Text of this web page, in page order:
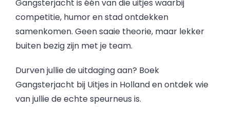
Gangsterjacht is één van die uitjes waarbij
competitie, humor en stad ontdekken
samenkomen. Geen saaie theorie, maar lekker
buiten bezig zijn met je team.
Durven jullie de uitdaging aan? Boek
Gangsterjacht bij Uitjes in Holland en ontdek wie
van jullie de echte speurneus is.